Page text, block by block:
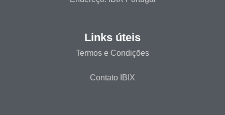
Links úteis
Termos e Condições
Contato IBIX